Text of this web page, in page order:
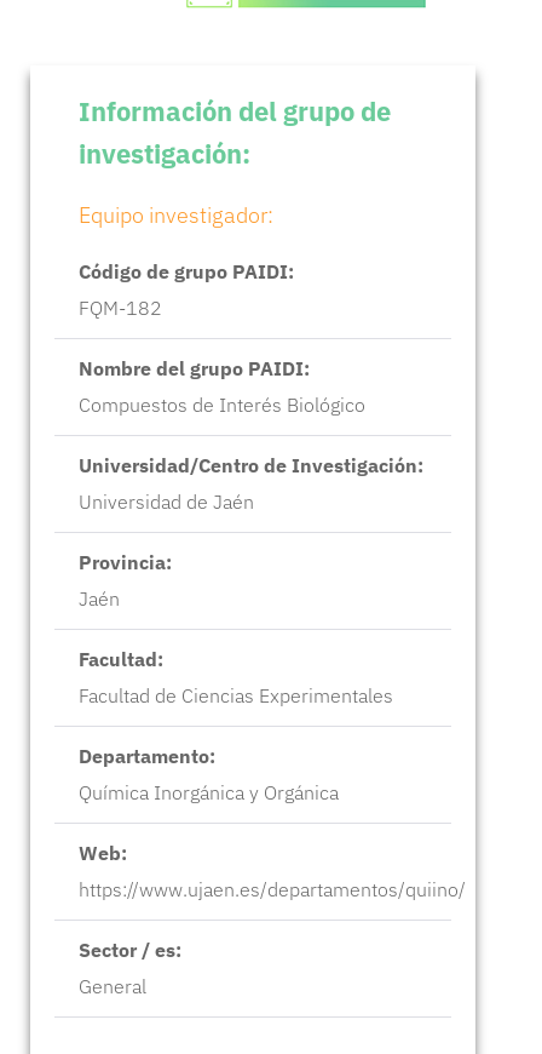
Información del grupo de
investigación:
Equipo investigador:
Código de grupo PAIDI:
FQM-182
Nombre del grupo PAIDI:
Compuestos de Interés Biológico
Universidad/Centro de Investigación:
Universidad de Jaén
Provincia:
Jaén
Facultad:
Facultad de Ciencias Experimentales
Departamento:
Química Inorgánica y Orgánica
Web:
https://www.ujaen.es/departamentos/quiino/
Sector / es:
General